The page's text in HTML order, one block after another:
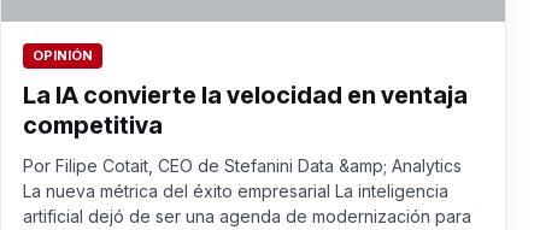
OPINIÓN
La IA convierte la velocidad en ventaja
competitiva
Por Filipe Cotait, CEO de Stefanini Data &amp; Analytics
La nueva métrica del éxito empresarial La inteligencia
artificial dejó de ser una agenda de modernización para